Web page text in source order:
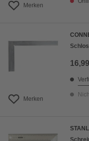
Merken
Merken